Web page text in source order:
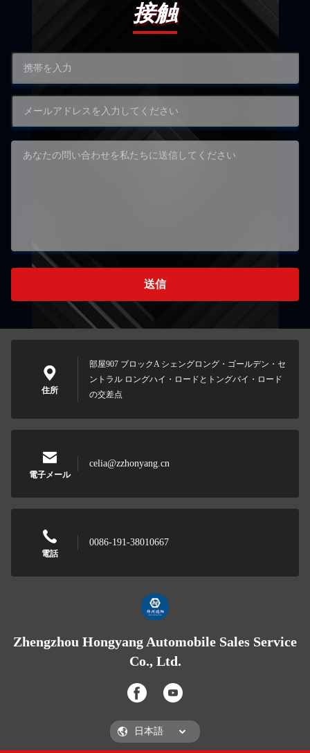
接触
送信
住所
部屋907 ブロックA シェングロング・ゴールデン・セ
ントラル ロングハイ・ロードとトングバイ・ロード
の交差点
電子メール
celia@zzhonyang.cn
電話
0086-191-38010667
Zhengzhou Hongyang Automobile Sales Service
Co., Ltd.